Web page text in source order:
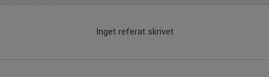
Inget referat skrivet